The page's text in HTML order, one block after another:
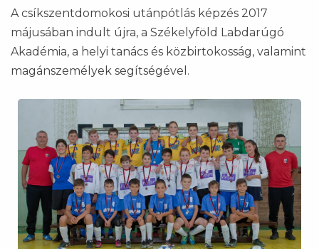
A csíkszentdomokosi utánpótlás képzés 2017
májusában indult újra, a Székelyföld Labdarúgó
Akadémia, a helyi tanács és közbirtokosság, valamint
magánszemélyek segítségével.